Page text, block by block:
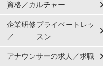
資格／カルチャー
企業研修
／
プライベートレッ
スン
アナウンサーの求人／求職